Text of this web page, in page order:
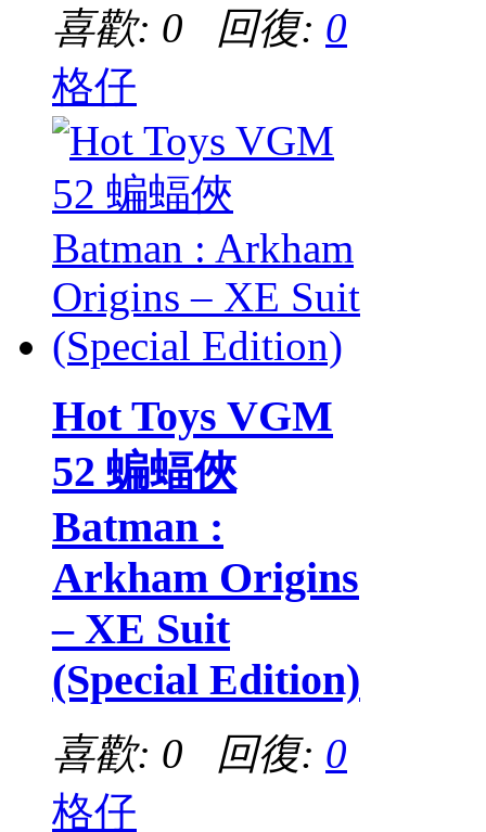
喜歡: 0 回復: 0
格仔
Hot Toys VGM
52 蝙蝠俠
Batman :
Arkham Origins
– XE Suit
(Special Edition)
喜歡: 0 回復: 0
格仔